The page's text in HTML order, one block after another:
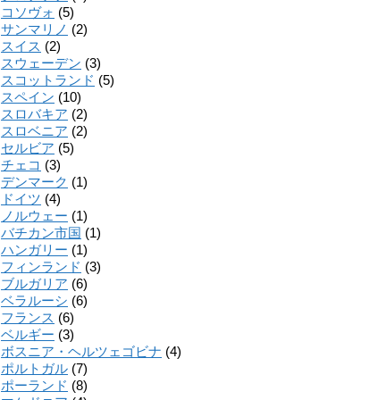
コソヴォ (5)
サンマリノ (2)
スイス (2)
スウェーデン (3)
スコットランド (5)
スペイン (10)
スロバキア (2)
スロベニア (2)
セルビア (5)
チェコ (3)
デンマーク (1)
ドイツ (4)
ノルウェー (1)
バチカン市国 (1)
ハンガリー (1)
フィンランド (3)
ブルガリア (6)
ベラルーシ (6)
フランス (6)
ベルギー (3)
ボスニア・ヘルツェゴビナ (4)
ポルトガル (7)
ポーランド (8)